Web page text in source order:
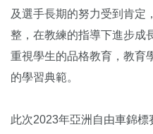
及選手長期的努力受到肯定
整，在教練的指導下進步成
重視學生的品格教育，教育
的學習典範。
此次2023年亞洲自由車錦